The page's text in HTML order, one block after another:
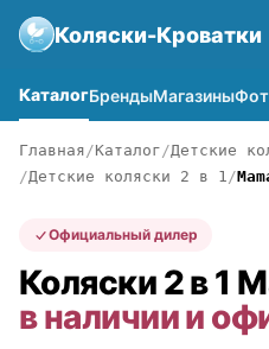
Коляски-Кроватки
КаталогБрендыМагазины
Главная Каталог Детские
Детские коляски 2 в 1
Официальный дилер
Коляски 2 в 1
в наличии и